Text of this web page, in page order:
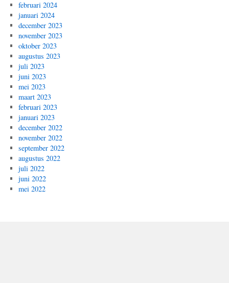
februari 2024
januari 2024
december 2023
november 2023
oktober 2023
augustus 2023
juli 2023
juni 2023
mei 2023
maart 2023
februari 2023
januari 2023
december 2022
november 2022
september 2022
augustus 2022
juli 2022
juni 2022
mei 2022